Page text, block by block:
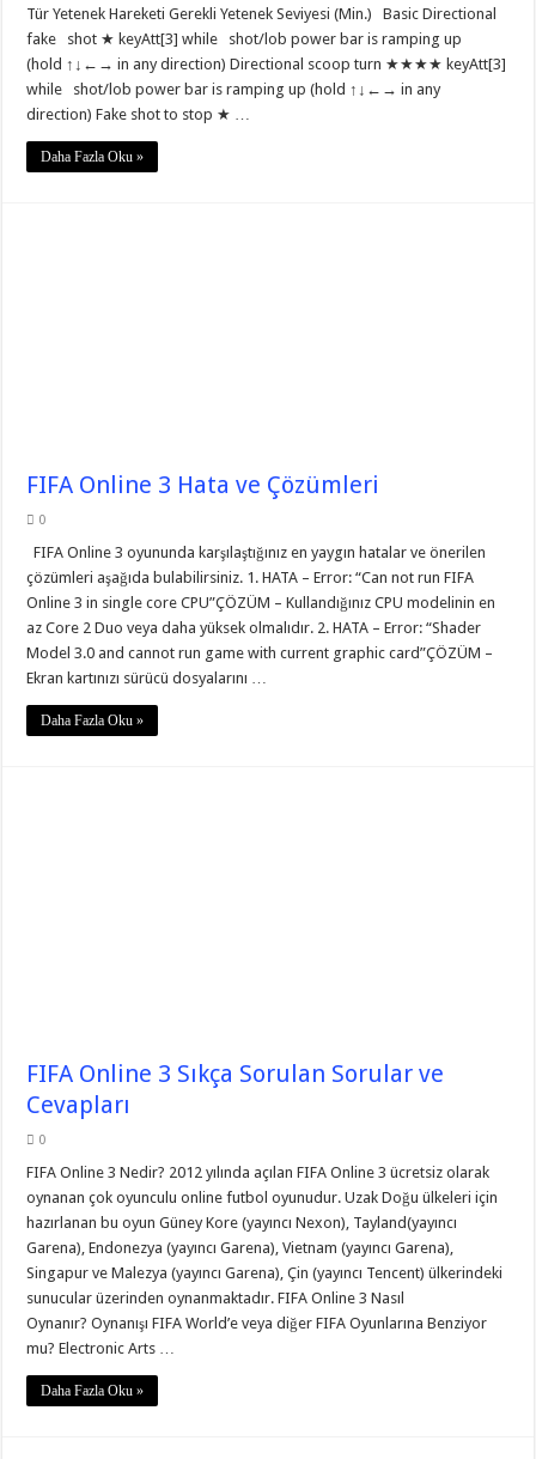
Tür Yetenek Hareketi Gerekli Yetenek Seviyesi (Min.) Basic Directional
fake shot ★ keyAtt[3] while shot/lob power bar is ramping up
(hold ↑↓←→ in any direction) Directional scoop turn ★★★★ keyAtt[3]
while shot/lob power bar is ramping up (hold ↑↓←→ in any
direction) Fake shot to stop ★ …
Daha Fazla Oku »
FIFA Online 3 Hata ve Çözümleri
0
FIFA Online 3 oyununda karşılaştığınız en yaygın hatalar ve önerilen
çözümleri aşağıda bulabilirsiniz. 1. HATA – Error: “Can not run FIFA
Online 3 in single core CPU”ÇÖZÜM – Kullandığınız CPU modelinin en
az Core 2 Duo veya daha yüksek olmalıdır. 2. HATA – Error: “Shader
Model 3.0 and cannot run game with current graphic card”ÇÖZÜM –
Ekran kartınızı sürücü dosyalarını …
Daha Fazla Oku »
FIFA Online 3 Sıkça Sorulan Sorular ve
Cevapları
0
FIFA Online 3 Nedir? 2012 yılında açılan FIFA Online 3 ücretsiz olarak
oynanan çok oyunculu online futbol oyunudur. Uzak Doğu ülkeleri için
hazırlanan bu oyun Güney Kore (yayıncı Nexon), Tayland(yayıncı
Garena), Endonezya (yayıncı Garena), Vietnam (yayıncı Garena),
Singapur ve Malezya (yayıncı Garena), Çin (yayıncı Tencent) ülkerindeki
sunucular üzerinden oynanmaktadır. FIFA Online 3 Nasıl
Oynanır? Oynanışı FIFA World’e veya diğer FIFA Oyunlarına Benziyor
mu? Electronic Arts …
Daha Fazla Oku »